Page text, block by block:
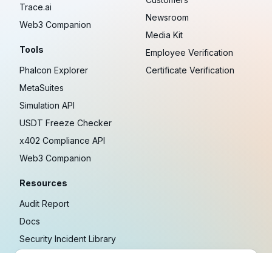
Trace.ai
Web3 Companion
Tools
Phalcon Explorer
MetaSuites
Simulation API
USDT Freeze Checker
x402 Compliance API
Web3 Companion
Resources
Audit Report
Docs
Security Incident Library
Newsroom
Media Kit
Employee Verification
Certificate Verification